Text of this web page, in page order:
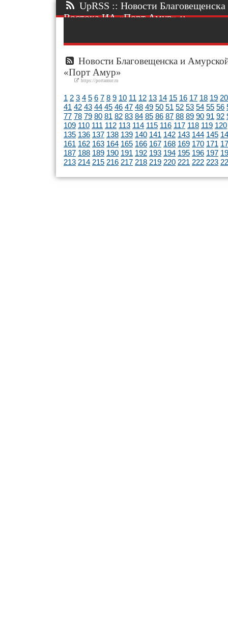
UpRSS :: Новости
Востока ИА «Порт Амур» ::.
Новости Благовещенска и
«Порт Амур»
https://portamur.ru
1 2 3 4 5 6 7 8 9 10 11 12 13 14 15 16 17 18 19 20
41 42 43 44 45 46 47 48 49 50 51 52 53 54 55 56
77 78 79 80 81 82 83 84 85 86 87 88 89 90 91 92
109 110 111 112 113 114 115 116 117 118 119 120
135 136 137 138 139 140 141 142 143 144 145
161 162 163 164 165 166 167 168 169 170 171
187 188 189 190 191 192 193 194 195 196 197
213 214 215 216 217 218 219 220 221 222 223